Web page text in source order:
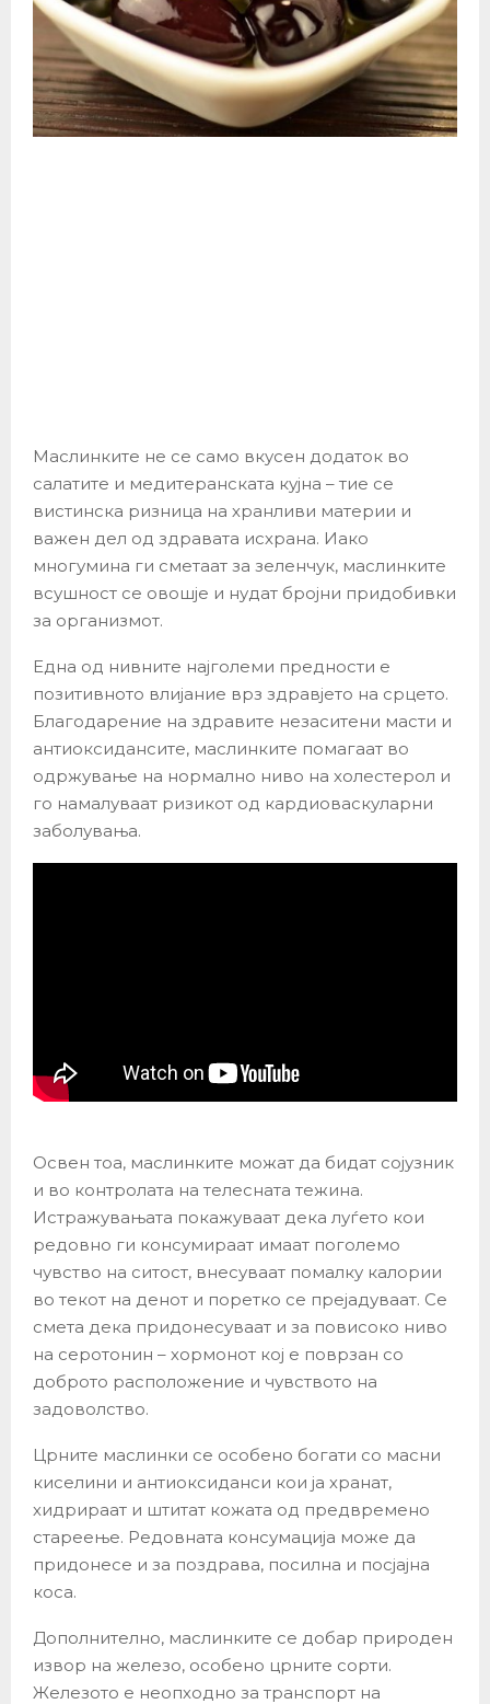
Маслинките не се само вкусен додаток во
салатите и медитеранската кујна – тие се
вистинска ризница на хранливи материи и
важен дел од здравата исхрана. Иако
многумина ги сметаат за зеленчук, маслинките
всушност се овошје и нудат бројни придобивки
за организмот.
Една од нивните најголеми предности е
позитивното влијание врз здравјето на срцето.
Благодарение на здравите незаситени масти и
антиоксидансите, маслинките помагаат во
одржување на нормално ниво на холестерол и
го намалуваат ризикот од кардиоваскуларни
заболувања.
Освен тоа, маслинките можат да бидат сојузник
и во контролата на телесната тежина.
Истражувањата покажуваат дека луѓето кои
редовно ги консумираат имаат поголемо
чувство на ситост, внесуваат помалку калории
во текот на денот и поретко се прејадуваат. Се
смета дека придонесуваат и за повисоко ниво
на серотонин – хормонот кој е поврзан со
доброто расположение и чувството на
задоволство.
Црните маслинки се особено богати со масни
киселини и антиоксиданси кои ја хранат,
хидрираат и штитат кожата од предвремено
стареење. Редовната консумација може да
придонесе и за поздрава, посилна и посјајна
коса.
Дополнително, маслинките се добар природен
извор на железо, особено црните сорти.
Железото е неопходно за транспорт на